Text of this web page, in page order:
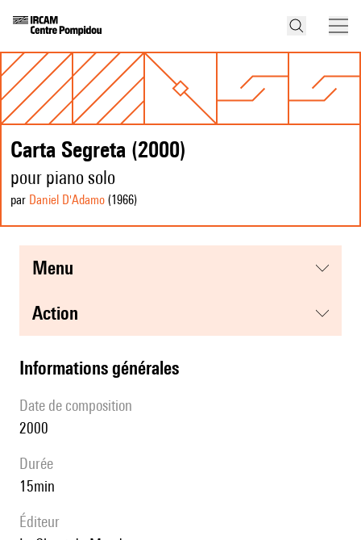
Carta Segreta (2000)
pour piano solo
par Daniel D'Adamo (1966)
menu
action
informations générales
date de composition
2000
durée
15min
éditeur